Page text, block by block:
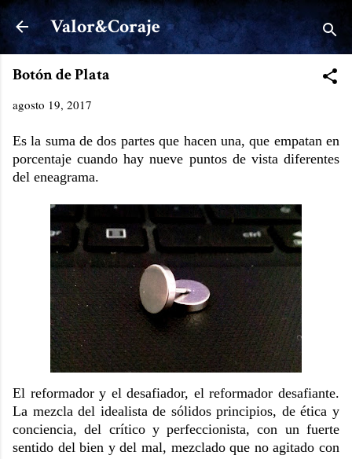
Ir al contenido principal
Valor&Coraje
Botón de Plata
agosto 19, 2017
Es la suma de dos partes que hacen una, que empatan en
porcentaje cuando hay nueve puntos de vista diferentes
del eneagrama.
El reformador y el desafiador, el reformador desafiante.
La mezcla del idealista de sólidos principios, de ética y
conciencia, del crítico y perfeccionista, con un fuerte
sentido del bien y del mal, mezclado que no agitado con